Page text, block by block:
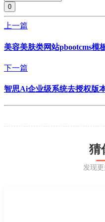
0
上一篇
美容美肤类网站pbootcms模
下一篇
智思Ai企业级系统去授权版
猜
发现